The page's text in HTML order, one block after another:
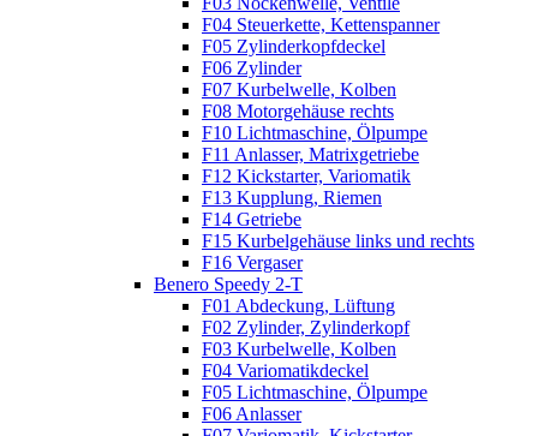
F04 Steuerkette, Kettenspanner
F05 Zylinderkopfdeckel
F06 Zylinder
F07 Kurbelwelle, Kolben
F08 Motorgehäuse rechts
F10 Lichtmaschine, Ölpumpe
F11 Anlasser, Matrixgetriebe
F12 Kickstarter, Variomatik
F13 Kupplung, Riemen
F14 Getriebe
F15 Kurbelgehäuse links und rechts
F16 Vergaser
Benero Speedy 2-T
F01 Abdeckung, Lüftung
F02 Zylinder, Zylinderkopf
F03 Kurbelwelle, Kolben
F04 Variomatikdeckel
F05 Lichtmaschine, Ölpumpe
F06 Anlasser